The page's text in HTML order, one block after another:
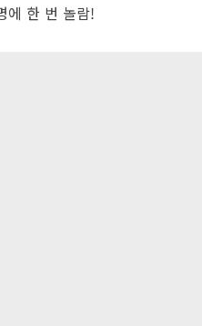
에 한 번 놀람!